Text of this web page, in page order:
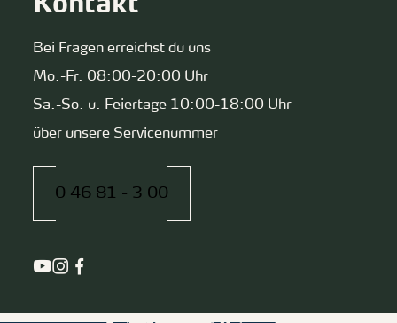
Bei Fragen erreichst du uns
Mo.-Fr. 08:00-20:00 Uhr
Sa.-So. u. Feiertage 10:00-18:00 Uhr
über unsere Servicenummer
0 46 81 - 3 00